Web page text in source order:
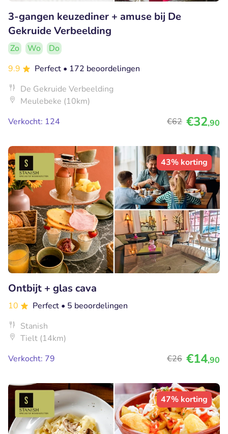
3-gangen keuzediner + amuse bij De
Gekruide Verbeelding
Zo Wo
Do
9.9
Perfect • 172 beoordelingen
De Gekruide Verbeelding
Meulebeke (10km)
Verkocht: 124
€62 €32,90
43% korting
Ontbijt + glas cava
10 Perfect • 5 beoordelingen
Stanish
Tielt (14km)
Verkocht: 79
€26 €14,90
47% korting